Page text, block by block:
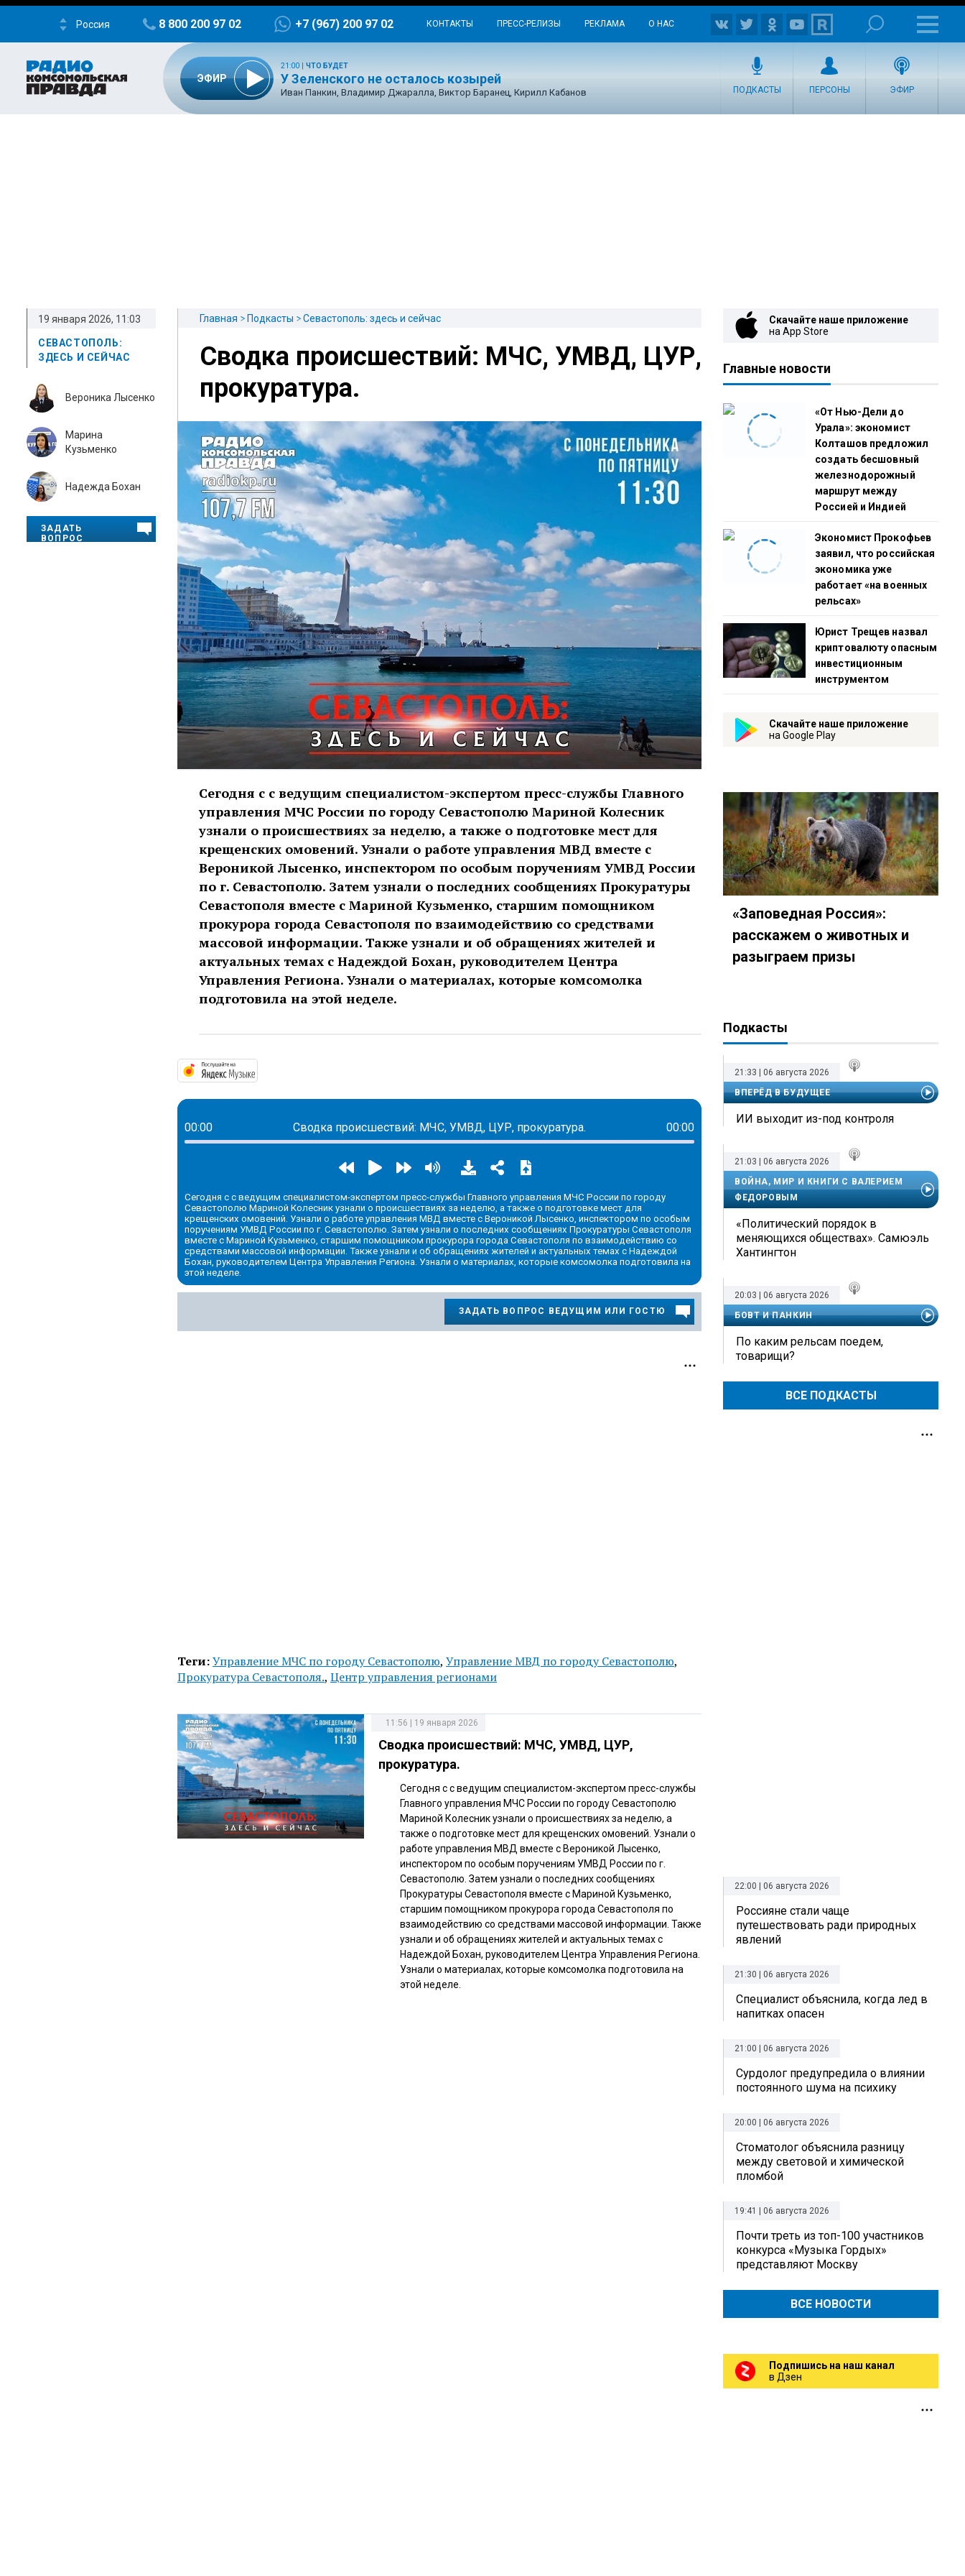
Россия 8 800 200 97 02 +7 (967) 200 97 02 КОНТАКТЫ ПРЕСС-РЕЛИЗЫ РЕКЛАМА О НАС
ЭФИР
21:00 ЧТО БУДЕТ
У Зеленского не осталось козырей
Иван Панкин, Владимир Джаралла, Виктор Баранец, Кирилл Кабанов ПОДКАСТЫ ПЕРСОНЫ ЭФИР
Главная Подкасты Севастополь: здесь и сейчас
Сводка происшествий: МЧС, УМВД, ЦУР,
прокуратура.
Сегодня с с ведущим специалистом-экспертом пресс-службы Главного
управления МЧС России по городу Севастополю Мариной Колесник
узнали о происшествиях за неделю, а также о подготовке мест для
крещенских омовений. Узнали о работе управления МВД вместе с
Вероникой Лысенко, инспектором по особым поручениям УМВД России
по г. Севастополю. Затем узнали о последних сообщениях Прокуратуры
Севастополя вместе с Мариной Кузьменко, старшим помощником
прокурора города Севастополя по взаимодействию со средствами
массовой информации. Также узнали и об обращениях жителей и
актуальных темах с Надеждой Бохан, руководителем Центра
Управления Региона. Узнали о материалах, которые комсомолка
подготовила на этой неделе.
00:00 Сводка происшествий: МЧС, УМВД, ЦУР, прокуратура. 00:00
Сегодня с с ведущим специалистом-экспертом пресс-службы Главного управления МЧС России по городу
Севастополю Мариной Колесник узнали о происшествиях за неделю, а также о подготовке мест для
крещенских омовений. Узнали о работе управления МВД вместе с Вероникой Лысенко, инспектором по особым
поручениям УМВД России по г. Севастополю. Затем узнали о последних сообщениях Прокуратуры Севастополя
вместе с Мариной Кузьменко, старшим помощником прокурора города Севастополя по взаимодействию со
средствами массовой информации. Также узнали и об обращениях жителей и актуальных темах с Надеждой
Бохан, руководителем Центра Управления Региона. Узнали о материалах, которые комсомолка подготовила на
этой неделе.
ЗАДАТЬ ВОПРОС ВЕДУЩИМ ИЛИ ГОСТЮ
19 января 2026, 11:03
СЕВАСТОПОЛЬ:
ЗДЕСЬ И СЕЙЧАС
Вероника Лысенко
Марина
Кузьменко
Надежда Бохан
ЗАДАТЬ
ВОПРОС
Теги:Управление МЧС по городу Севастополю, Управление МВД по городу Севастополю,
Прокуратура Севастополя., Центр управления регионами
11:56 | 19 января 2026
Сводка происшествий: МЧС, УМВД, ЦУР,
прокуратура.
Сегодня с с ведущим специалистом-экспертом пресс-службы
Главного управления МЧС России по городу Севастополю
Мариной Колесник узнали о происшествиях за неделю, а
также о подготовке мест для крещенских омовений. Узнали о
работе управления МВД вместе с Вероникой Лысенко,
инспектором по особым поручениям УМВД России по г.
Севастополю. Затем узнали о последних сообщениях
Прокуратуры Севастополя вместе с Мариной Кузьменко,
старшим помощником прокурора города Севастополя по
взаимодействию со средствами массовой информации. Также
узнали и об обращениях жителей и актуальных темах с
Надеждой Бохан, руководителем Центра Управления Региона.
Узнали о материалах, которые комсомолка подготовила на
этой неделе.
Скачайте наше приложение
на App Store
Главные новости
«От Нью-Дели до
Урала»: экономист
Колташов предложил
создать бесшовный
железнодорожный
маршрут между
Россией и Индией
Экономист Прокофьев
заявил, что российская
экономика уже
работает «на военных
рельсах»
Юрист Трещев назвал
криптовалюту опасным
инвестиционным
инструментом
Скачайте наше приложение
на Google Play
«Заповедная Россия»:
расскажем о животных и
разыграем призы
Подкасты
21:33 | 06 августа 2026
ВПЕРЁД В БУДУЩЕЕ
ИИ выходит из-под контроля
21:03 | 06 августа 2026
ВОЙНА, МИР И КНИГИ С ВАЛЕРИЕМ
ФЕДОРОВЫМ
«Политический порядок в
меняющихся обществах». Самюэль
Хантингтон
20:03 | 06 августа 2026
БОВТ И ПАНКИН
По каким рельсам поедем,
товарищи?
ВСЕ ПОДКАСТЫ
22:00 | 06 августа 2026
Россияне стали чаще
путешествовать ради природных
явлений
21:30 | 06 августа 2026
Специалист объяснила, когда лед в
напитках опасен
21:00 | 06 августа 2026
Сурдолог предупредила о влиянии
постоянного шума на психику
20:00 | 06 августа 2026
Стоматолог объяснила разницу
между световой и химической
пломбой
19:41 | 06 августа 2026
Почти треть из топ-100 участников
конкурса «Музыка Гордых»
представляют Москву
ВСЕ НОВОСТИ
Подпишись на наш канал
в Дзен